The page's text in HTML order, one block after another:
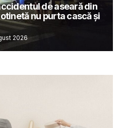
de aseară din
nu purta cască și
2026